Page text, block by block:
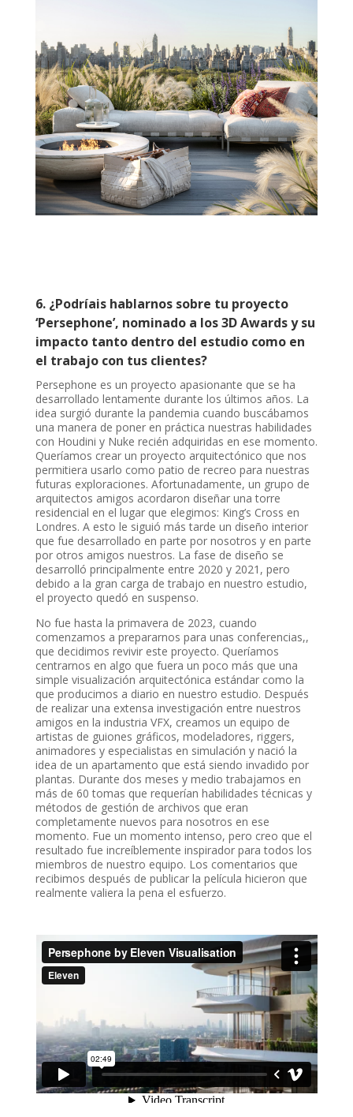
6. ¿Podríais hablarnos sobre tu proyecto
‘Persephone’, nominado a los 3D Awards y su
impacto tanto dentro del estudio como en
el trabajo con tus clientes?
Persephone es un proyecto apasionante que se ha
desarrollado lentamente durante los últimos años. La
idea surgió durante la pandemia cuando buscábamos
una manera de poner en práctica nuestras habilidades
con Houdini y Nuke recién adquiridas en ese momento.
Queríamos crear un proyecto arquitectónico que nos
permitiera usarlo como patio de recreo para nuestras
futuras exploraciones. Afortunadamente, un grupo de
arquitectos amigos acordaron diseñar una torre
residencial en el lugar que elegimos: King’s Cross en
Londres. A esto le siguió más tarde un diseño interior
que fue desarrollado en parte por nosotros y en parte
por otros amigos nuestros. La fase de diseño se
desarrolló principalmente entre 2020 y 2021, pero
debido a la gran carga de trabajo en nuestro estudio,
el proyecto quedó en suspenso.
No fue hasta la primavera de 2023, cuando
comenzamos a prepararnos para unas conferencias,,
que decidimos revivir este proyecto. Queríamos
centrarnos en algo que fuera un poco más que una
simple visualización arquitectónica estándar como la
que producimos a diario en nuestro estudio. Después
de realizar una extensa investigación entre nuestros
amigos en la industria VFX, creamos un equipo de
artistas de guiones gráficos, modeladores, riggers,
animadores y especialistas en simulación y nació la
idea de un apartamento que está siendo invadido por
plantas. Durante dos meses y medio trabajamos en
más de 60 tomas que requerían habilidades técnicas y
métodos de gestión de archivos que eran
completamente nuevos para nosotros en ese
momento. Fue un momento intenso, pero creo que el
resultado fue increíblemente inspirador para todos los
miembros de nuestro equipo. Los comentarios que
recibimos después de publicar la película hicieron que
realmente valiera la pena el esfuerzo.